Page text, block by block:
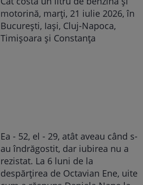
motorină, marți, 21 iulie 2026, în
București, Iași, Cluj-Napoca,
Timișoara și Constanța
Ea - 52, el - 29, atât aveau când s-
au îndrăgostit, dar iubirea nu a
rezistat. La 6 luni de la
despărțirea de Octavian Ene, uite